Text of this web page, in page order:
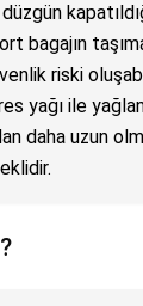
bagajın
riski
yağı ile
daha uzun